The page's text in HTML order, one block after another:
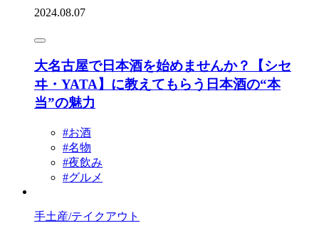
2024.08.07
大名古屋で日本酒を始めませんか？【シセ
ヰ・YATA】に教えてもらう日本酒の“本
当”の魅力
#お酒
#名物
#夜飲み
#グルメ
手土産/テイクアウト